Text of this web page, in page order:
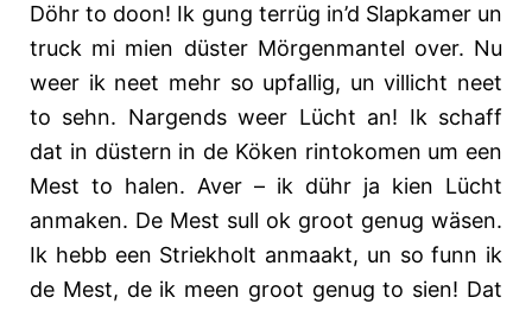
Döhr to doon! Ik gung terrüg in’d Slapkamer un
truck mi mien düster Mörgenmantel over. Nu
weer ik neet mehr so upfallig, un villicht neet
to sehn. Nargends weer Lücht an! Ik schaff
dat in düstern in de Köken rintokomen um een
Mest to halen. Aver – ik dühr ja kien Lücht
anmaken. De Mest sull ok groot genug wäsen.
Ik hebb een Striekholt anmaakt, un so funn ik
de Mest, de ik meen groot genug to sien! Dat